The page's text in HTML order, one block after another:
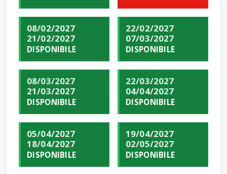
08/02/2027
21/02/2027
DISPONIBILE
22/02/2027
07/03/2027
DISPONIBILE
08/03/2027
21/03/2027
DISPONIBILE
22/03/2027
04/04/2027
DISPONIBILE
05/04/2027
18/04/2027
DISPONIBILE
19/04/2027
02/05/2027
DISPONIBILE